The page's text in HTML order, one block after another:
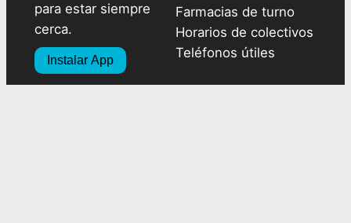
para estar siempre
cerca.
Instalar App
Farmacias de turno
Horarios de colectivos
Teléfonos útiles